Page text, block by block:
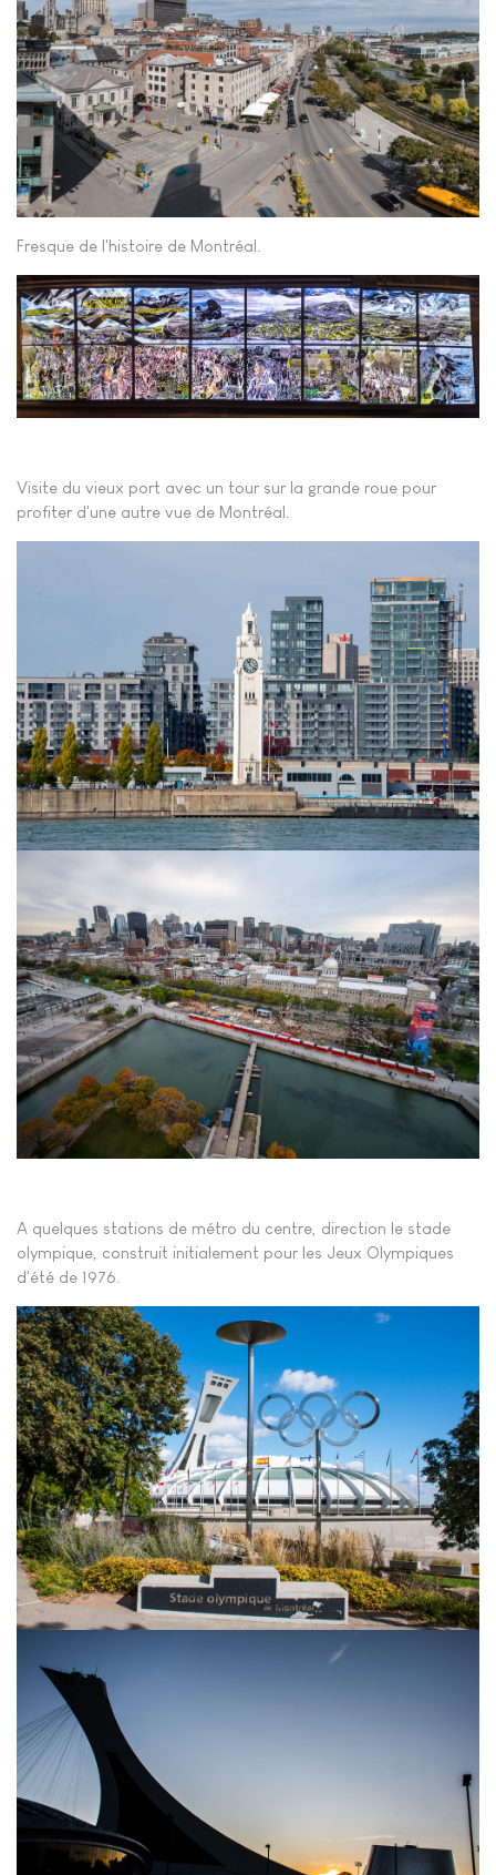
Fresque de l'histoire de Montréal.
Visite du vieux port avec un tour sur la grande roue pour
profiter d'une autre vue de Montréal.
A quelques stations de métro du centre, direction le stade
olympique, construit initialement pour les Jeux Olympiques
d'été de 1976.